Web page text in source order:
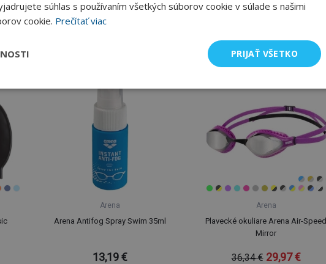
Najpredávanejšie od značky
Arena
Arena Antifog Spray Swim 35ml
13,19 €
Arena
Plavecké okuliare Arena Air-Speed
Mirror
36,34 € 29,97 €
súhlas s používaním všetkých súborov cookie v súlade s našimi
cookie. Prečítať viac
PRIJAŤ VŠETKO